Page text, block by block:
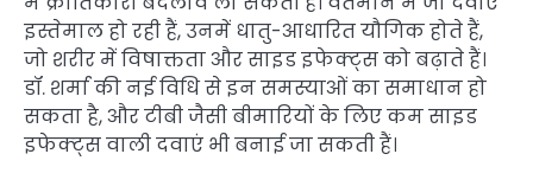
इस्तेमाल हो रही हैं, उनमें धातु-आधारित यौगिक होते हैं,
जो शरीर में विषाक्तता और साइड इफेक्ट्स को बढ़ाते हैं।
डॉ. शर्मा की नई विधि से इन समस्याओं का समाधान हो
सकता है, और टीबी जैसी बीमारियों के लिए कम साइड
इफेक्ट्स वाली दवाएं भी बनाई जा सकती हैं।